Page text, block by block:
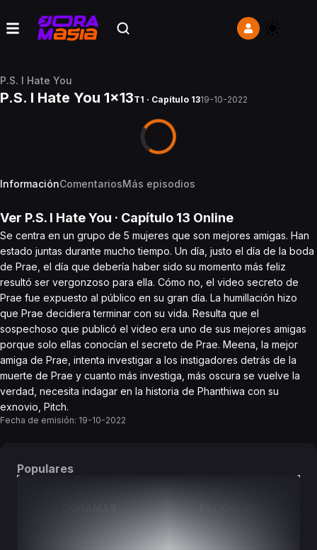
P.S. I Hate You
P.S. I Hate You 1x13T1 · Capítulo 1319-10-2022
InformaciónComentariosMás episodios
Ver P.S. I Hate You · Capítulo 13 Online
Se centra en un grupo de 5 mujeres que son mejores amigas. Han
estado juntas durante mucho tiempo. Un día, justo el día de la boda
de Prae, el día que debería haber sido su momento más feliz
resultó ser vergonzoso para ella. Cómo no, el video secreto de
Prae fue expuesto al público en su gran día. La humillación hizo
que Prae decidiera terminar con su vida. Resulta que el
sospechoso que publicó el video era uno de sus mejores amigas
porque solo ellas conocían el secreto de Prae. Meena, la mejor
amiga de Prae, intenta investigar a los instigadores detrás de la
muerte de Prae y cuanto más investiga, más oscura se vuelve la
verdad, necesita indagar en la historia de Phanthiwa con su
exnovio, Pitch.
Fecha de emisión: 19-10-2022
Populares